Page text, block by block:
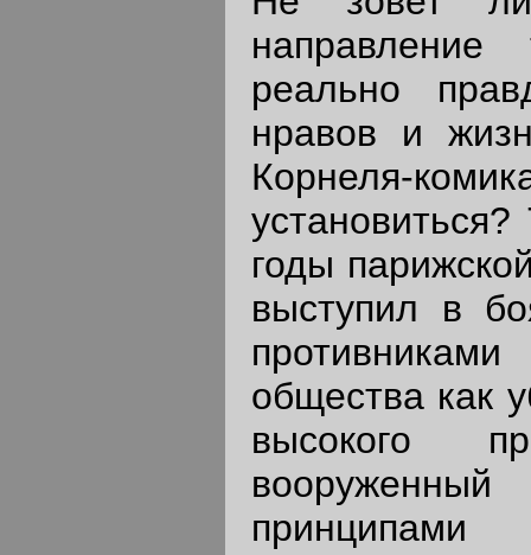
направление
реально
нравов и
Корнеля-
годы
выступил в
общества как
высокого
принципами